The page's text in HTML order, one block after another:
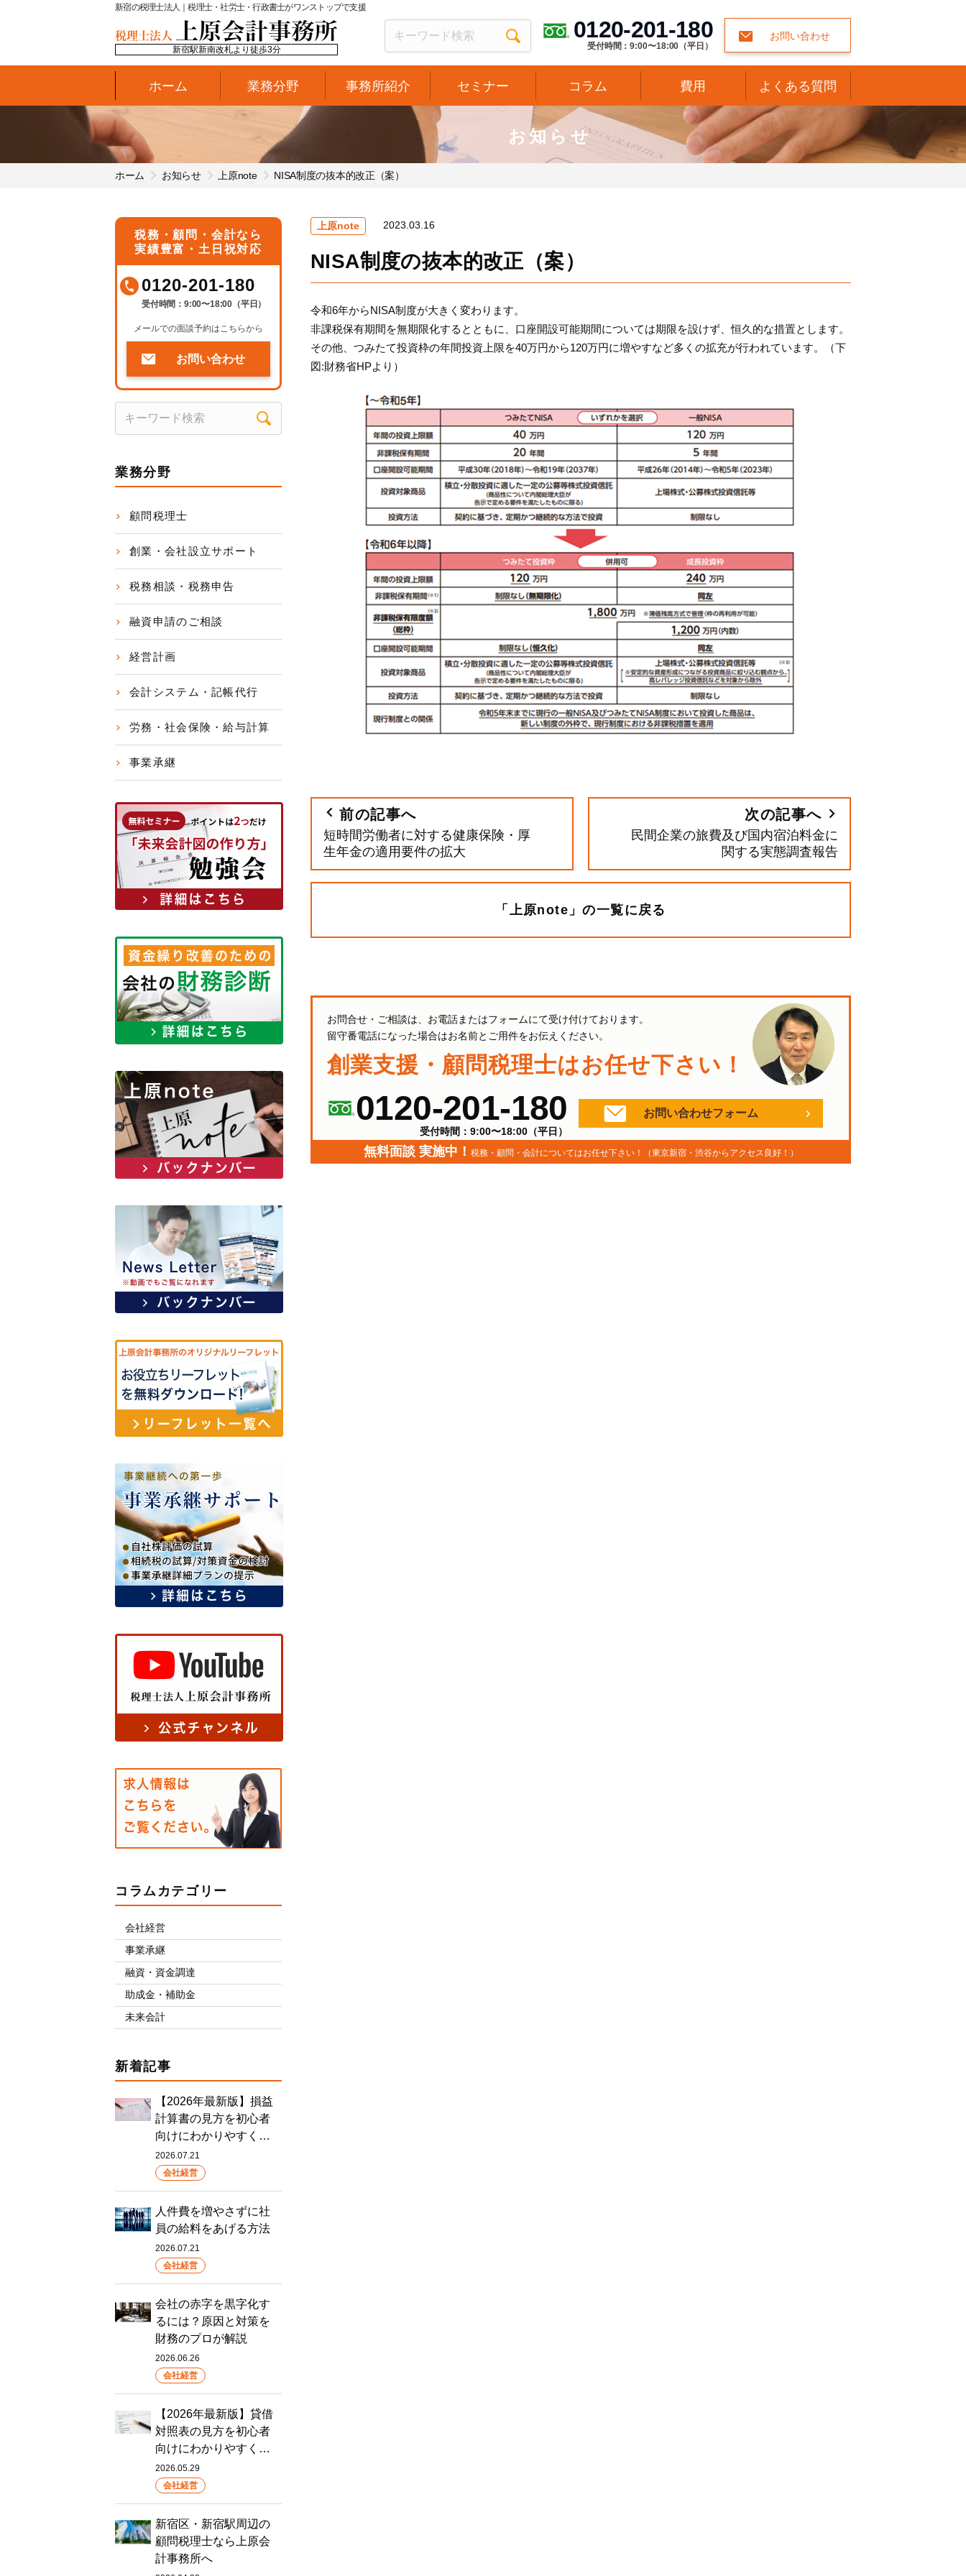
新宿の税理士法人｜税理士・社労士・行政書士がワンストップで支援
新宿駅新南改札より徒歩3分
0120-201-180
受付時間：9:00〜18:00（平日）
お問い合わせ
ホーム 業務分野 事務所紹介 セミナー コラム 費用 よくある質問
お知らせ
ホーム お知らせ 上原note NISA制度の抜本的改正（案）
上原note 2023.03.16
NISA制度の抜本的改正（案）
令和6年からNISA制度が大きく変わります。
非課税保有期間を無期限化するとともに、口座開設可能期間については期限を設けず、恒久的な措置とします。
その他、つみたて投資枠の年間投資上限を40万円から120万円に増やすなど多くの拡充が行われています。（下
図:財務省HPより）
前の記事へ
短時間労働者に対する健康保険・厚
生年金の適用要件の拡大
次の記事へ
民間企業の旅費及び国内宿泊料金に
関する実態調査報告
「上原note」の一覧に戻る
お問合せ・ご相談は、お電話またはフォームにて受け付けております。
留守番電話になった場合はお名前とご用件をお伝えください。
創業支援・顧問税理士はお任せ下さい！
0120-201-180
受付時間：9:00〜18:00（平日）
お問い合わせフォーム
無料面談 実施中！ 税務・顧問・会計についてはお任せ下さい！（東京新宿・渋谷からアクセス良好！）
税務・顧問・会計なら
実績豊富・土日祝対応
0120-201-180
受付時間：9:00〜18:00（平日）
メールでの面談予約はこちらから
お問い合わせ
業務分野
顧問税理士
創業・会社設立サポート
税務相談・税務申告
融資申請のご相談
経営計画
会計システム・記帳代行
労務・社会保険・給与計算
事業承継
コラムカテゴリー
会社経営
事業承継
融資・資金調達
助成金・補助金
未来会計
新着記事
【2026年最新版】損益
計算書の見方を初心者
向けにわかりやすく…
2026.07.21
会社経営
人件費を増やさずに社
員の給料をあげる方法
2026.07.21
会社経営
会社の赤字を黒字化す
るには？原因と対策を
財務のプロが解説
2026.06.26
会社経営
【2026年最新版】貸借
対照表の見方を初心者
向けにわかりやすく…
2026.05.29
会社経営
新宿区・新宿駅周辺の
顧問税理士なら上原会
計事務所へ